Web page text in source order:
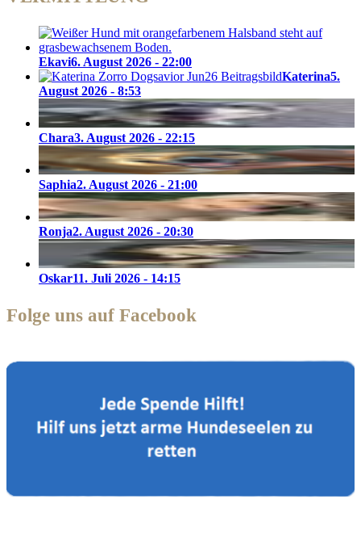
Ekavi6. August 2026 - 22:00
Katerina5.
August 2026 - 8:53
Chara3. August 2026 - 22:15
Saphia2. August 2026 - 21:00
Ronja2. August 2026 - 20:30
Oskar11. Juli 2026 - 14:15
Folge uns auf Facebook